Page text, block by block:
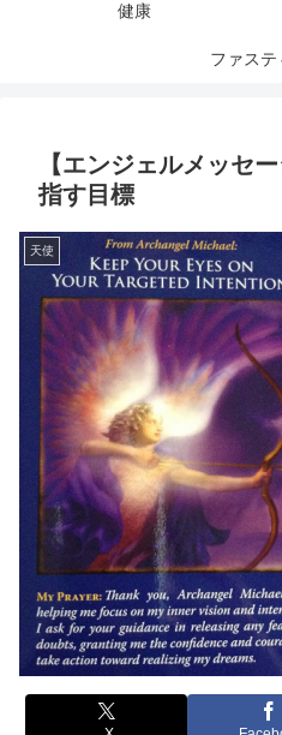
健康
ファステ
【エンジェルメッセ
指す目標
天使